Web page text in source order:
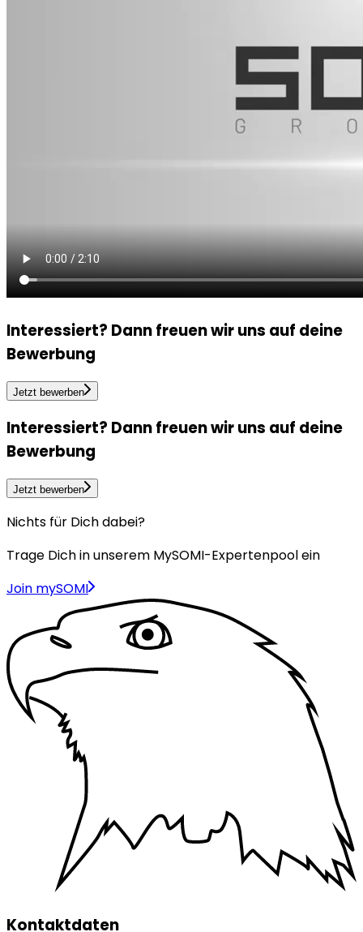
Interessiert? Dann freuen wir uns auf deine
Bewerbung
Jetzt bewerben
Interessiert? Dann freuen wir uns auf deine
Bewerbung
Jetzt bewerben
Nichts für Dich dabei?
Trage Dich in unserem MySOMI-Expertenpool ein
Join mySOMI
Kontaktdaten